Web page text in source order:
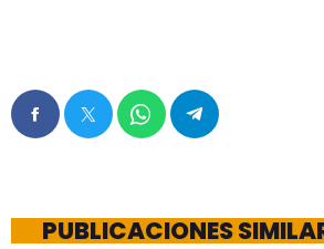
PUBLICACIONES